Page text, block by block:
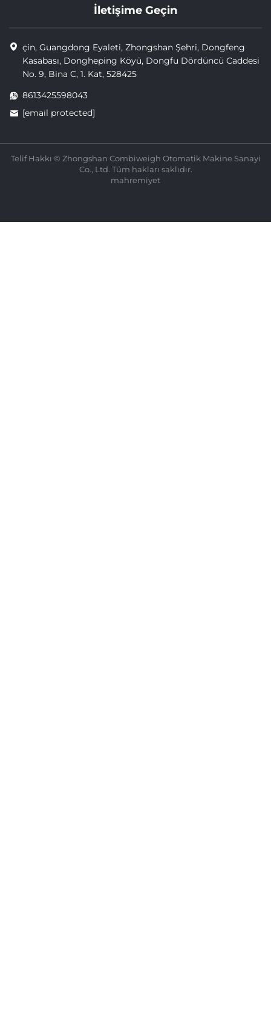
İletişime Geçin
çin, Guangdong Eyaleti, Zhongshan Şehri, Dongfeng
Kasabası, Dongheping Köyü, Dongfu Dördüncü Caddesi
No. 9, Bina C, 1. Kat, 528425
8613425598043
[email protected]
Telif Hakkı © Zhongshan Combiweigh Otomatik Makine Sanayi
Co., Ltd. Tüm hakları saklıdır.
mahremiyet